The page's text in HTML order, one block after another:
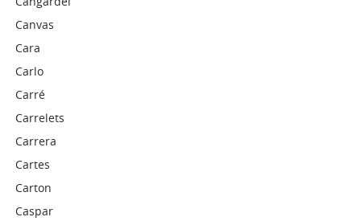
Canvas
Cara
Carlo
Carré
Carrelets
Carrera
Cartes
Carton
Caspar